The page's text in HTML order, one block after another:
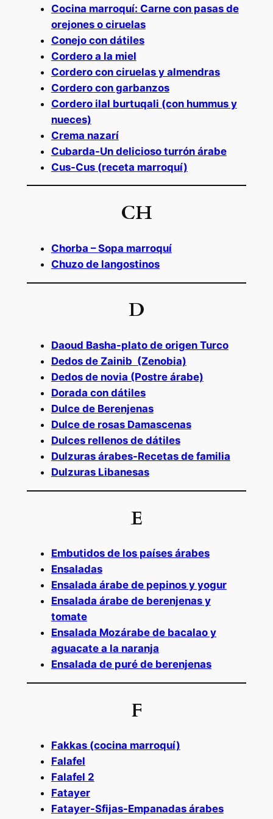
Cocina marroquí: Carne con pasas de
orejones o ciruelas
Conejo con dátiles
Cordero a la miel
Cordero con ciruelas y almendras
Cordero con garbanzos
Cordero ilal burtuqali (con hummus y
nueces)
Crema nazarí
Cubarda-Un delicioso turrón árabe
Cus-Cus (receta marroquí)
CH
Chorba – Sopa marroquí
Chuzo de langostinos
D
Daoud Basha-plato de origen Turco
Dedos de Zainib (Zenobia)
Dedos de novia (Postre árabe)
Dorada con dátiles
Dulce de Berenjenas
Dulce de rosas Damascenas
Dulces rellenos de dátiles
Dulzuras árabes-Recetas de familia
Dulzuras Libanesas
E
Embutidos de los países árabes
Ensaladas
Ensalada árabe de pepinos y yogur
Ensalada árabe de berenjenas y
tomate
Ensalada Mozárabe de bacalao y
aguacate a la naranja
Ensalada de puré de berenjenas
F
Fakkas (cocina marroquí)
Falafel
Falafel 2
Fatayer
Fatayer-Sfijas-Empanadas árabes